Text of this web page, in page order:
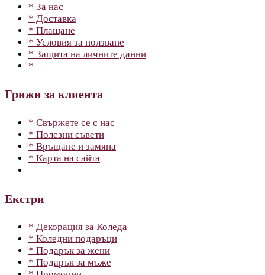
* За нас
* Доставка
* Плащане
* Условия за ползване
* Защита на личните данни
*
Грижи за клиента
* Свържете се с нас
* Полезни съвети
* Връщане и замяна
* Карта на сайта
Екстри
* Декорация за Коледа
* Коледни подаръци
* Подарък за жени
* Подарък за мъже